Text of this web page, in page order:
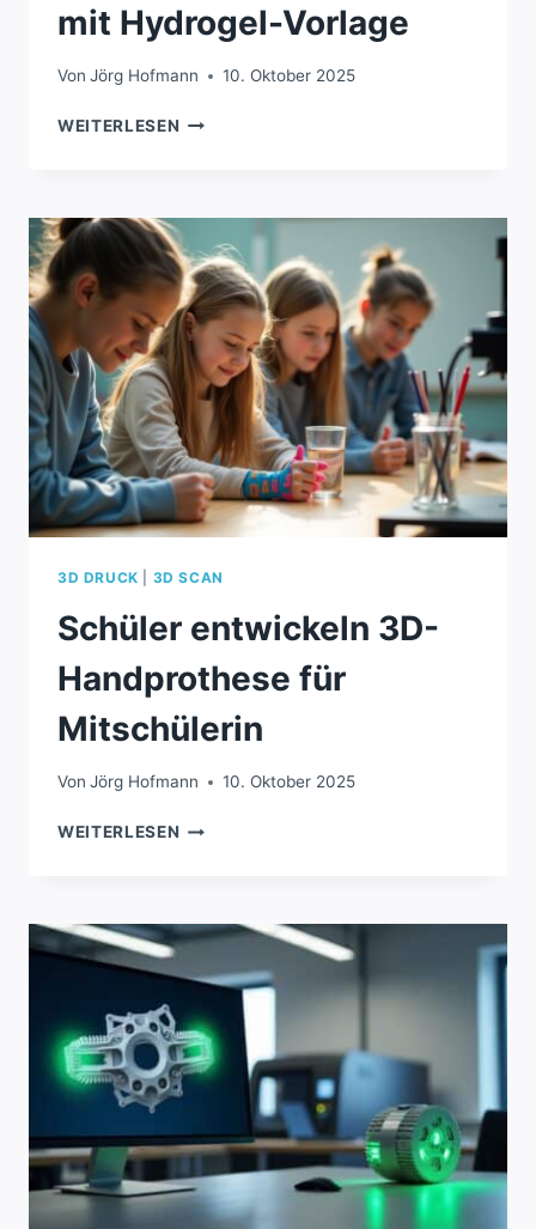
mit Hydrogel-Vorlage
Von Jörg Hofmann 10. Oktober 2025
WEITERLESEN REVOLUTIONÄRER
HYDROGEL-
VORLAGE
3D DRUCK 3D SCAN
Schüler entwickeln 3D-
Handprothese für
Mitschülerin
Von Jörg Hofmann 10. Oktober 2025
WEITERLESEN SCHÜLER
FÜR
MITSCHÜLERIN